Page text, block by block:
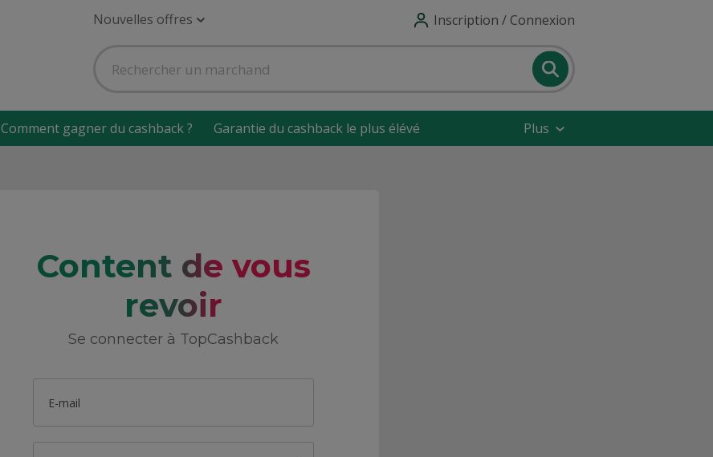
Nouvelles offres Inscription / Connexion
Comment gagner du cashback ? Garantie du cashback le plus élévé Plus
Content de vous
revoir
Se connecter à TopCashback
E-mail